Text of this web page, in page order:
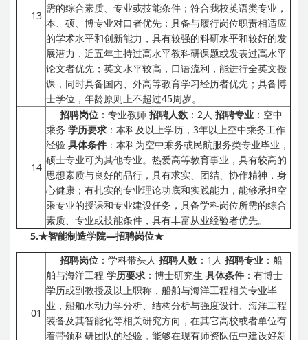
13
需的综合素质、专业或技能条件；符合我校英语类专业，
本、硕、博专业对口者优先；具备与履行岗位职责相适应
的学术水平和创新能力，具有较强的科研水平和较好的发
展潜力，近五年主持过高水平教科研课题或发表过高水平
论文者优先；英文水平较高，口语流利，能进行全英文授
课，同时具备国内、外高等教育学习经历者优先；具备博
士学位，年龄原则上不超过45周岁。
14
招聘岗位 ：专业教师 招聘人数 ：2人 招聘专业 ：空中
乘务 学历要求 ：本科及以上学历，3年以上空中乘务工作
经验 具体条件 ：本科为空中乘务或民航服务类专业毕业，
硕士专业可为其他专业。热爱高等教育事业，具有较高的
思想素质与良好的品行，具有求实、团结、协作精神，身
心健康；有扎实的专业理论功底和实践能力，能够承担空
乘专业的授课和专业建设任务，具备学科岗位所需的综合
素质、专业或技能条件，具有丰富从业经验者优先。
5.★智能制造学院—招聘岗位★
01
招聘岗位 ：学科带头人 招聘人数 ：1人 招聘专业 ：船
舶与海洋工程 学历要求 ：博士研究生 具体条件 ：有博士
学历或副教授及以上职称，船舶与海洋工程相关专业毕
业，船舶水动力学分析、结构分析与强度设计、海洋工程
装备及其智能化等相关研究方向，在其它高校或者单位有
着带领科研团队的经验，能够在现有师资队伍中建设好新